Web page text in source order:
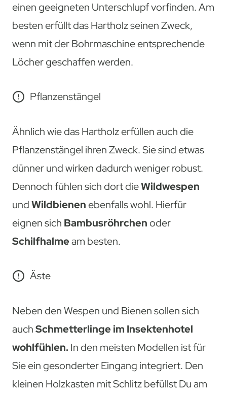
einen geeigneten Unterschlupf vorfinden. Am
besten erfüllt das Hartholz seinen Zweck,
wenn mit der Bohrmaschine entsprechende
Löcher geschaffen werden.
Pflanzenstängel
Ähnlich wie das Hartholz erfüllen auch die
Pflanzenstängel ihren Zweck. Sie sind etwas
dünner und wirken dadurch weniger robust.
Dennoch fühlen sich dort dieWildwespen
undWildbienenebenfalls wohl. Hierfür
eignen sich Bambusröhrchenoder
Schilfhalmeam besten.
Äste
Neben den Wespen und Bienen sollen sich
auchSchmetterlinge im Insektenhotel
wohlfühlen. In den meisten Modellen ist für
Sie ein gesonderter Eingang integriert. Den
kleinen Holzkasten mit Schlitz befüllst Du am